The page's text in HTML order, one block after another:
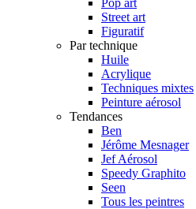
Street art
Figuratif
Par technique
Huile
Acrylique
Techniques mixtes
Peinture aérosol
Tendances
Ben
Jérôme Mesnager
Jef Aérosol
Speedy Graphito
Seen
Tous les peintres